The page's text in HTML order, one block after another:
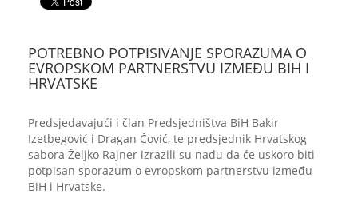
POTREBNO POTPISIVANJE SPORAZUMA O
EVROPSKOM PARTNERSTVU IZMEĐU BIH I
HRVATSKE
Predsjedavajući i član Predsjedništva BiH Bakir
Izetbegović i Dragan Čović, te predsjednik Hrvatskog
sabora Željko Rajner izrazili su nadu da će uskoro biti
potpisan sporazum o evropskom partnerstvu između
BiH i Hrvatske.